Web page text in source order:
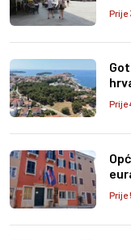
Prije
Prije
Prije